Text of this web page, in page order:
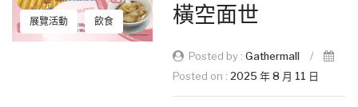
展覽活動 飲食
橫空面世
Posted by : Gathermall
/
Posted on : 2025 年 8 月 11 日